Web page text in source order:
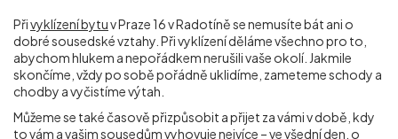
Přivyklízení bytuv Praze 16 v Radotíně se nemusíte bát ani o
dobré sousedské vztahy. Při vyklízení děláme všechno pro to,
abychom hlukem a nepořádkem nerušili vaše okolí. Jakmile
skončíme, vždy po sobě pořádně uklidíme, zameteme schody a
chodby a vyčistíme výtah.
Můžeme se také časově přizpůsobit a přijet za vámi v době, kdy
to vám a vašim sousedům vyhovuje nejvíce – ve všední den, o